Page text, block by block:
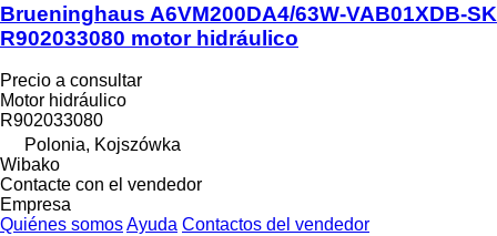
Brueninghaus A6VM200DA4/63W-VAB01XDB-SK
R902033080 motor hidráulico
Precio a consultar
Motor hidráulico
R902033080
Polonia, Kojszówka
Wibako
Contacte con el vendedor
Empresa
Quiénes somosAyuda Contactos del vendedor